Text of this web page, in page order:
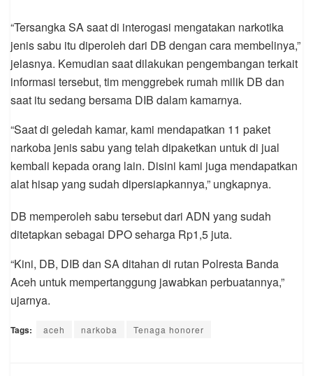
“Tersangka SA saat di interogasi mengatakan narkotika
jenis sabu itu diperoleh dari DB dengan cara membelinya,”
jelasnya. Kemudian saat dilakukan pengembangan terkait
informasi tersebut, tim menggrebek rumah milik DB dan
saat itu sedang bersama DIB dalam kamarnya.
“Saat di geledah kamar, kami mendapatkan 11 paket
narkoba jenis sabu yang telah dipaketkan untuk di jual
kembali kepada orang lain. Disini kami juga mendapatkan
alat hisap yang sudah dipersiapkannya,” ungkapnya.
DB memperoleh sabu tersebut dari ADN yang sudah
ditetapkan sebagai DPO seharga Rp1,5 juta.
“Kini, DB, DIB dan SA ditahan di rutan Polresta Banda
Aceh untuk mempertanggung jawabkan perbuatannya,”
ujarnya.
Tags: aceh narkoba Tenaga honorer